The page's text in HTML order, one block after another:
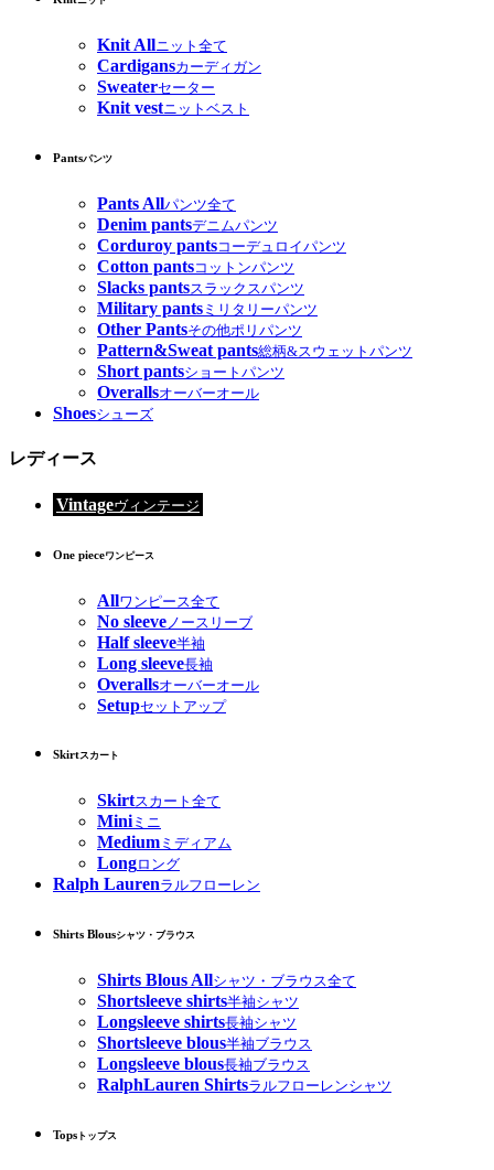
Knit Allニット全て
Cardigansカーディガン
Sweaterセーター
Knit vestニットベスト
Pantsパンツ
Pants Allパンツ全て
Denim pantsデニムパンツ
Corduroy pantsコーデュロイパンツ
Cotton pantsコットンパンツ
Slacks pantsスラックスパンツ
Military pants ミリタリーパンツ
Other Pantsその他ポリパンツ
Pattern&Sweat pants総柄&スウェットパンツ
Short pantsショートパンツ
Overallsオーバーオール
Shoesシューズ
レディース
Vintageヴィンテージ
One pieceワンピース
Allワンピース全て
No sleeve ノースリーブ
Half sleeve半袖
Long sleeve長袖
Overallsオーバーオール
Setupセットアップ
Skirtスカート
Skirtスカート全て
Miniミニ
Medium ミディアム
Longロング
Ralph Laurenラルフローレン
Shirts Blousシャツ・ブラウス
Shirts Blous Allシャツ・ブラウス全て
Shortsleeve shirts半袖シャツ
Longsleeve shirts長袖シャツ
Shortsleeve blous半袖ブラウス
Longsleeve blous長袖ブラウス
RalphLauren Shirtsラルフローレンシャツ
Tops トップス